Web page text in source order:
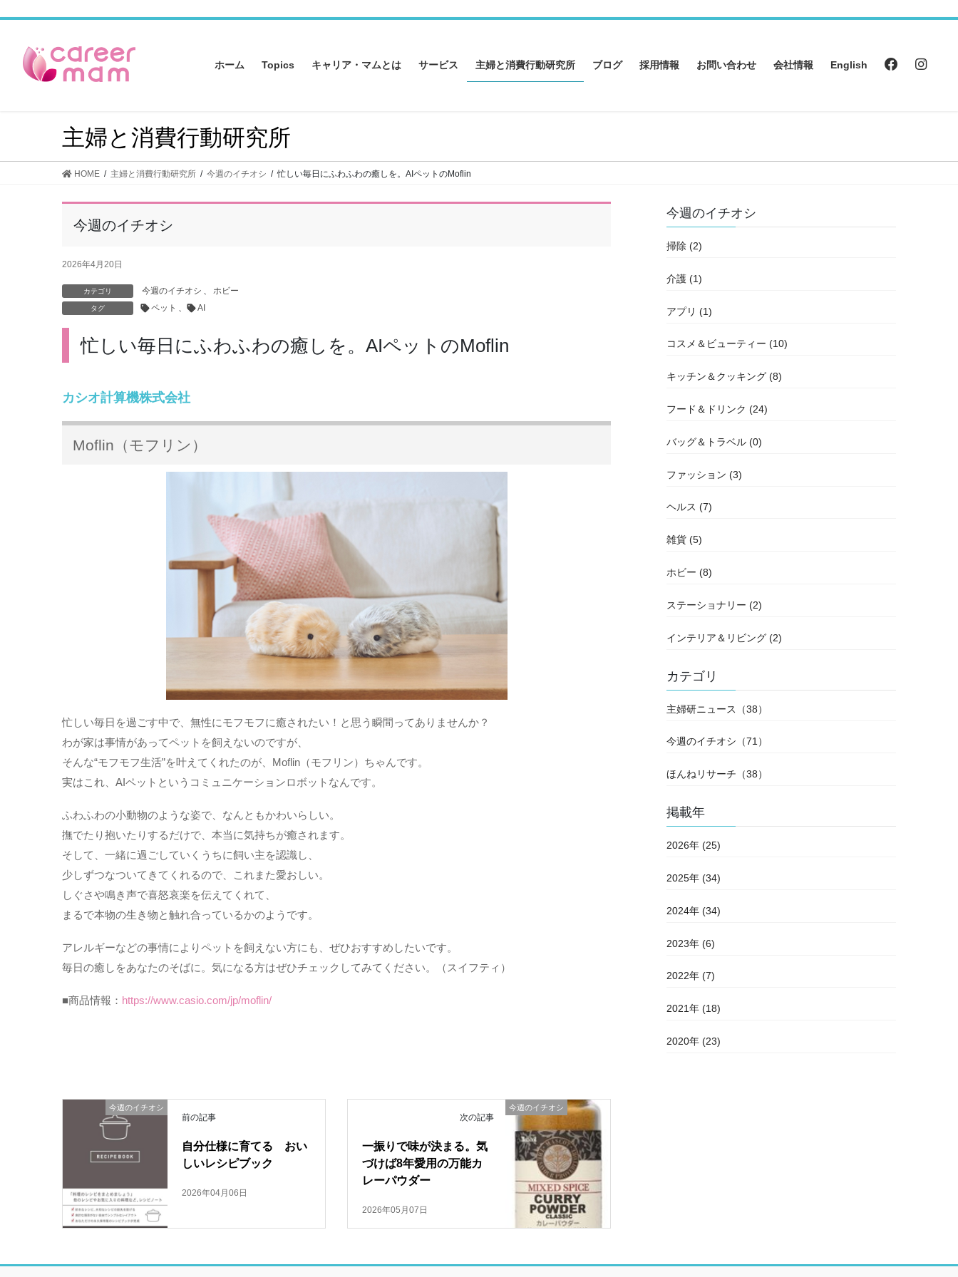
プ
動
ホーム Topics キャリア・マムとは サービス 主婦と消費行動研究所 ブログ 採用情報 お問い合わせ 会社情報 English
主婦と消費行動研究所
HOME 主婦と消費行動研究所 今週のイチオシ 忙しい毎日にふわふわの癒しを。AIペットのMoflin
今週のイチオシ
2026年4月20日
カテゴリ 今週のイチオシ 、 ホビー
タグ ペット 、 AI
忙しい毎日にふわふわの癒しを。AIペットのMoflin
カシオ計算機株式会社
Moflin（モフリン）
忙しい毎日を過ごす中で、無性にモフモフに癒されたい！と思う瞬間ってありませんか？
わが家は事情があってペットを飼えないのですが、
そんな“モフモフ生活”を叶えてくれたのが、Moflin（モフリン）ちゃんです。
実はこれ、AIペットというコミュニケーションロボットなんです。
ふわふわの小動物のような姿で、なんともかわいらしい。
撫でたり抱いたりするだけで、本当に気持ちが癒されます。
そして、一緒に過ごしていくうちに飼い主を認識し、
少しずつなついてきてくれるので、これまた愛おしい。
しぐさや鳴き声で喜怒哀楽を伝えてくれて、
まるで本物の生き物と触れ合っているかのようです。
アレルギーなどの事情によりペットを飼えない方にも、ぜひおすすめしたいです。
毎日の癒しをあなたのそばに。気になる方はぜひチェックしてみてください。（スイフティ）
■商品情報： https://www.casio.com/jp/moflin/
前の記事
自分仕様に育てる おい
しいレシピブック
今週のイチオシ
2026年04月06日
次の記事
一振りで味が決まる。気
づけば8年愛用の万能カ
レーパウダー
今週のイチオシ
2026年05月07日
今週のイチオシ
掃除 (2)
介護 (1)
アプリ (1)
コスメ＆ビューティー (10)
キッチン＆クッキング (8)
フード＆ドリンク (24)
バッグ＆トラベル (0)
ファッション (3)
ヘルス (7)
雑貨 (5)
ホビー (8)
ステーショナリー (2)
インテリア＆リビング (2)
カテゴリ
主婦研ニュース（38）
今週のイチオシ（71）
ほんねリサーチ（38）
掲載年
2026年 (25)
2025年 (34)
2024年 (34)
2023年 (6)
2022年 (7)
2021年 (18)
2020年 (23)